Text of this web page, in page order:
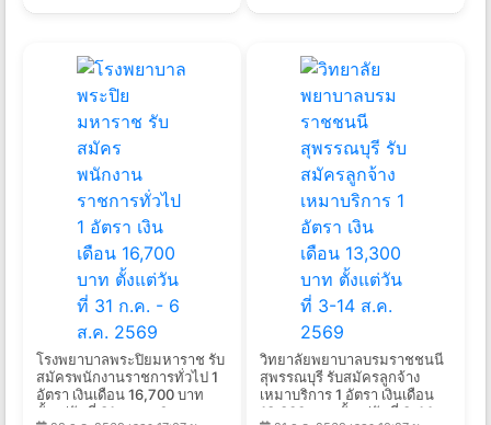
โรงพยาบาลพระปิยมหาราช รับ
สมัครพนักงานราชการทั่วไป 1
อัตรา เงินเดือน 16,700 บาท
ตั้งแต่วันที่ 31 ก.ค. - 6 ส.ค.
วิทยาลัยพยาบาลบรมราชชนนี
สุพรรณบุรี รับสมัครลูกจ้าง
เหมาบริการ 1 อัตรา เงินเดือน
13,300 บาท ตั้งแต่วันที่ 3-14